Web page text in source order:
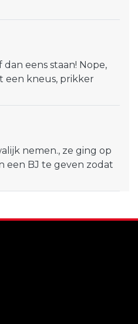
eens staan! Nope,
een kneus, prikker
nemen., ze ging op
een BJ te geven zodat